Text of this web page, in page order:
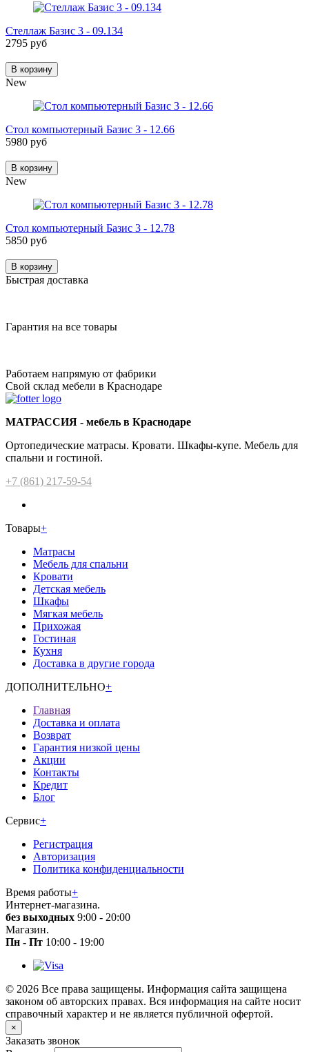
Стеллаж Базис 3 - 09.134
2795 руб
В корзину
New
Стол компьютерный Базис 3 - 12.66
5980 руб
В корзину
New
Стол компьютерный Базис 3 - 12.78
5850 руб
В корзину
Быстрая доставка
Гарантия на все товары
Работаем напрямую от фабрики
Свой склад мебели в Краснодаре
МАТРАССИЯ - мебель в Краснодаре
Ортопедические матрасы. Кровати. Шкафы-купе. Мебель для
спальни и гостиной.
+7 (861) 217-59-54
Товары+
Матрасы
Мебель для спальни
Кровати
Детская мебель
Шкафы
Мягкая мебель
Прихожая
Гостиная
Кухня
Доставка в другие города
ДОПОЛНИТЕЛЬНО+
Главная
Доставка и оплата
Возврат
Гарантия низкой цены
Акции
Контакты
Кредит
Блог
Сервис+
Регистрация
Авторизация
Политика конфиденциальности
Время работы+
Интернет-магазина.
без выходных 9:00 - 20:00
Магазин.
Пн - Пт 10:00 - 19:00
© 2026 Все права защищены. Информация сайта защищена
законом об авторских правах. Вся информация на сайте носит
справочный характер и не является публичной офертой.
×
Заказать звонок